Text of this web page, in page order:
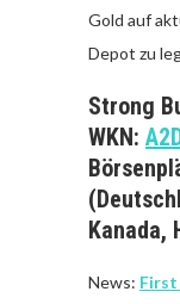
Gold auf
Depot zu
Strong
WKN:
Kanada,
News: First